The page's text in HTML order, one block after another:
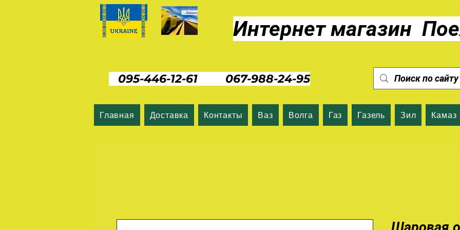
Интернет магазин
095-446-12-61 067-988-24-95
Главная Доставка Контакты Ваз Волга Газ Газель Зил Камаз